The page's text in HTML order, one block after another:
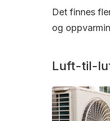
Det finnes
og
Luft-til-